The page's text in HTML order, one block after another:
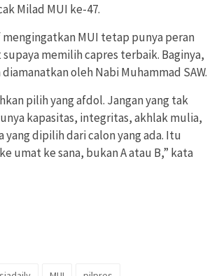
Milad MUI ke-47.
MUI tetap punya peran
memilih capres terbaik. Baginya,
oleh Nabi Muhammad SAW.
pilih yang afdol. Jangan yang tak
kapasitas, integritas, akhlak mulia,
yang dipilih dari calon yang ada. Itu
umat ke sana, bukan A atau B,” kata